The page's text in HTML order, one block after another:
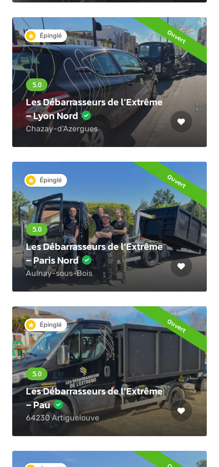
Épinglé Ouvert
Les Débarrasseurs de l’Extrême
– Lyon Nord
Chazay-d'Azergues
Épinglé Ouvert
Les Débarrasseurs de l’Extrême
– Paris Nord
Aulnay-sous-Bois
Épinglé Ouvert
Les Débarrasseurs de l’Extrême
– Pau
64230 Artiguelouve